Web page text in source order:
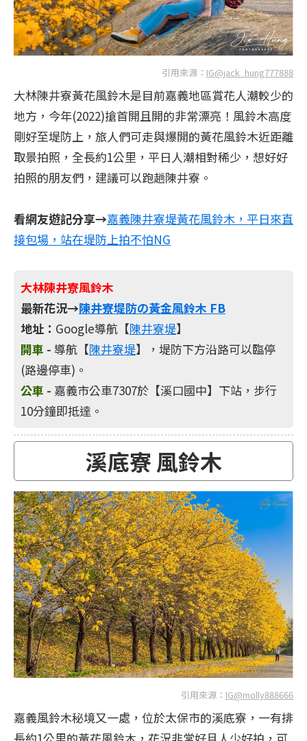
引用來源： IG@jack_hung777888
大林陳井寮黃花風鈴木是目前嘉義地區賞花人潮較少的
地方，今年(2022)搶首開且開的非常漂亮！風鈴木高度
剛好至堤防上，旅人們可走與爆開的黃花風鈴木近距離
取景拍照，全長約1公里，平日人潮相對稀少，想好好
拍照的朋友們，建議可以跑趟陳井寮。
看網友遊記分享→嘉義陳井寮堤黃花風鈴木，平日來直
接包場，站在堤防上拍不怕NG
大林陳井寮風鈴木
最新花況→陳井寮堤防の黃金風鈴木 FB
地址： Google導航【陳井寮堤】
開車 - 導航【陳井寮堤】，堤防下方沿路可以臨停
(路邊停車)。
公車 - 嘉義市公車7307於【溪口國中】下站，步行
10分鐘即抵達。
溪底寮 風鈴木
引用來源： IG@molly888666
嘉義風鈴木秘境又一處，位於太保市的溪底寮，一有排